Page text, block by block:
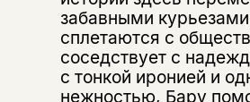
забавными
сплетаются с
соседствует с
с тонкой иронией и
нежностью, Бару